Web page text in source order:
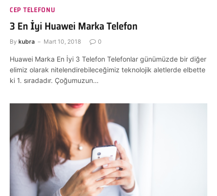
CEP TELEFONU
3 En İyi Huawei Marka Telefon
By kubra Mart 10, 2018 0
Huawei Marka En İyi 3 Telefon Telefonlar günümüzde bir diğer
elimiz olarak nitelendirebileceğimiz teknolojik aletlerde elbette
ki 1. sıradadır. Çoğumuzun…